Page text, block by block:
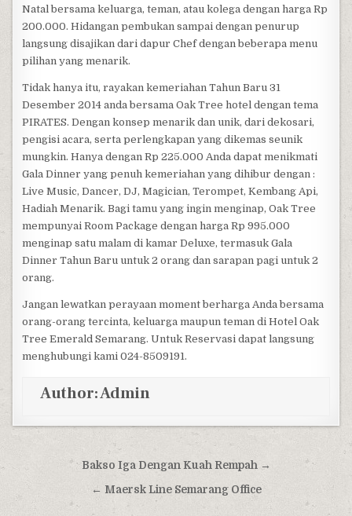
Natal bersama keluarga, teman, atau kolega dengan harga Rp
200.000. Hidangan pembukan sampai dengan penurup
langsung disajikan dari dapur Chef dengan beberapa menu
pilihan yang menarik.
Tidak hanya itu, rayakan kemeriahan Tahun Baru 31
Desember 2014 anda bersama Oak Tree hotel dengan tema
PIRATES. Dengan konsep menarik dan unik, dari dekosari,
pengisi acara, serta perlengkapan yang dikemas seunik
mungkin. Hanya dengan Rp 225.000 Anda dapat menikmati
Gala Dinner yang penuh kemeriahan yang dihibur dengan :
Live Music, Dancer, DJ, Magician, Terompet, Kembang Api,
Hadiah Menarik. Bagi tamu yang ingin menginap, Oak Tree
mempunyai Room Package dengan harga Rp 995.000
menginap satu malam di kamar Deluxe, termasuk Gala
Dinner Tahun Baru untuk 2 orang dan sarapan pagi untuk 2
orang.
Jangan lewatkan perayaan moment berharga Anda bersama
orang-orang tercinta, keluarga maupun teman di Hotel Oak
Tree Emerald Semarang. Untuk Reservasi dapat langsung
menghubungi kami 024-8509191.
Author:Admin
Post navigation
Bakso Iga Dengan Kuah Rempah →
← Maersk Line Semarang Office